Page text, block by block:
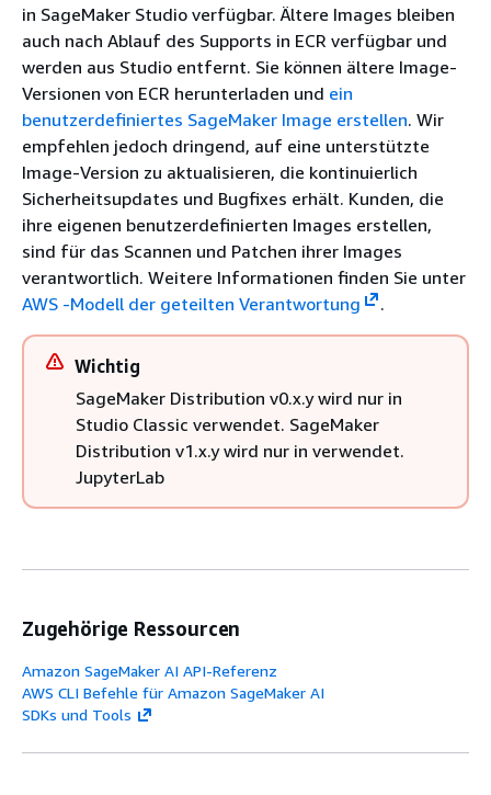
in SageMaker Studio verfügbar. Ältere Images bleiben
auch nach Ablauf des Supports in ECR verfügbar und
werden aus Studio entfernt. Sie können ältere Image-
Versionen von ECR herunterladen und ein
benutzerdefiniertes SageMaker Image erstellen. Wir
empfehlen jedoch dringend, auf eine unterstützte
Image-Version zu aktualisieren, die kontinuierlich
Sicherheitsupdates und Bugfixes erhält. Kunden, die
ihre eigenen benutzerdefinierten Images erstellen,
sind für das Scannen und Patchen ihrer Images
verantwortlich. Weitere Informationen finden Sie unter
AWS -Modell der geteilten Verantwortung
.
Wichtig
SageMaker Distribution v0.x.y wird nur in
Studio Classic verwendet. SageMaker
Distribution v1.x.y wird nur in verwendet.
JupyterLab
Zugehörige Ressourcen
Amazon SageMaker AI API-Referenz
AWS CLI Befehle für Amazon SageMaker AI
SDKs und Tools